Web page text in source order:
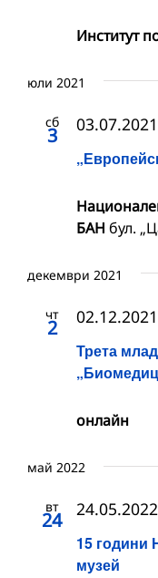
Институт
юли 2021
сб
3
БАН бул.
декември 2021
чт
2
Трета
онлайн
май 2022
вт
24
15 години
музей